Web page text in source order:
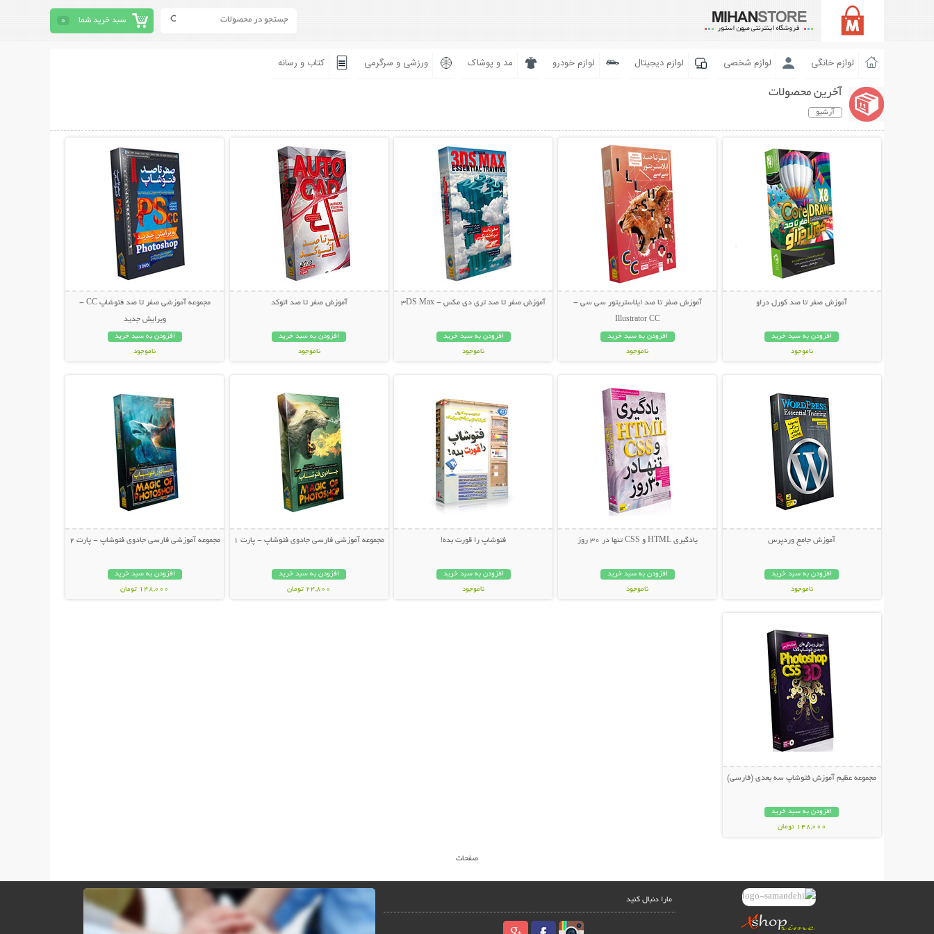
سبد خرید شما 0
لوازم خانگی لوازم شخصی لوازم دیجیتال لوازم خودرو مد و پوشاک ورزشی و سرگرمی کتاب و رسانه
آخرین محصولات
آرشیو
آموزش صفر تا صد کورل دراو
افزودن به سبد خرید
ناموجود
آموزش صفر تا صد ایلاستریتور سی سی -
Illustrator CC
افزودن به سبد خرید
ناموجود
آموزش صفر تا صد تری دی مکس - 3DS Max
افزودن به سبد خرید
ناموجود
آموزش صفر تا صد اتوکد
افزودن به سبد خرید
ناموجود
مجموعه آموزشی صفر تا صد فتوشاپ CC -
ویرایش جدید
افزودن به سبد خرید
ناموجود
آموزش جامع وردپرس
افزودن به سبد خرید
ناموجود
یادگیری HTML و CSS تنها در 30 روز
افزودن به سبد خرید
ناموجود
فتوشاپ را قورت بده!
افزودن به سبد خرید
ناموجود
مجموعه آموزشی فارسی جادوی فتوشاپ - پارت 1
افزودن به سبد خرید
24,800 تومان
مجموعه آموزشی فارسی جادوی فتوشاپ - پارت 2
افزودن به سبد خرید
148,000 تومان
مجموعه عظیم آموزش فتوشاپ سه بعدی (فارسی)
افزودن به سبد خرید
148,000 تومان
صفحات
مارا دنبال کنید